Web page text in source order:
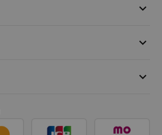
keyboard_arrow_down
keyboard_arrow_down
keyboard_arrow_down